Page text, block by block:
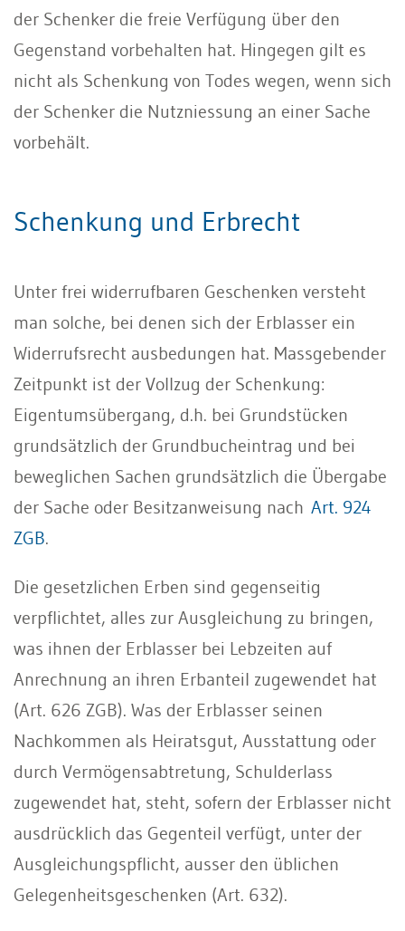
der Schenker die freie Verfügung über den
Gegenstand vorbehalten hat. Hingegen gilt es
nicht als Schenkung von Todes wegen, wenn sich
der Schenker die Nutzniessung an einer Sache
vorbehält.
Schenkung und Erbrecht
Unter frei widerrufbaren Geschenken versteht
man solche, bei denen sich der Erblasser ein
Widerrufsrecht ausbedungen hat. Massgebender
Zeitpunkt ist der Vollzug der Schenkung:
Eigentumsübergang, d.h. bei Grundstücken
grundsätzlich der Grundbucheintrag und bei
beweglichen Sachen grundsätzlich die Übergabe
der Sache oder Besitzanweisung nach Art. 924
ZGB.
Die gesetzlichen Erben sind gegenseitig
verpflichtet, alles zur Ausgleichung zu bringen,
was ihnen der Erblasser bei Lebzeiten auf
Anrechnung an ihren Erbanteil zugewendet hat
(Art. 626 ZGB). Was der Erblasser seinen
Nachkommen als Heiratsgut, Ausstattung oder
durch Vermögensabtretung, Schulderlass
zugewendet hat, steht, sofern der Erblasser nicht
ausdrücklich das Gegenteil verfügt, unter der
Ausgleichungspflicht, ausser den üblichen
Gelegenheitsgeschenken (Art. 632).